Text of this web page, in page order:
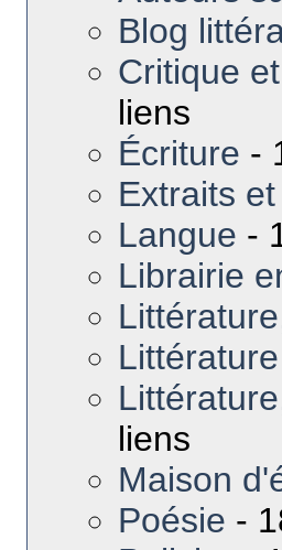
Blog
Critique
liens
Écriture -
Extraits
Langue -
Librairie
liens
Maison
Poésie -